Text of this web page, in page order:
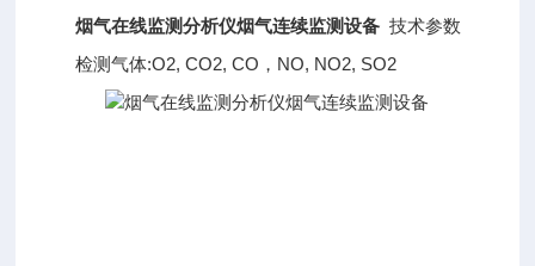
烟气在线监测分析仪烟气连续监测设备 技术参数
检测气体:O2, CO2, CO，NO, NO2, SO2